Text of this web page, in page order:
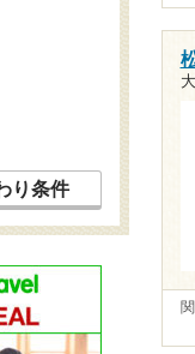
り条件